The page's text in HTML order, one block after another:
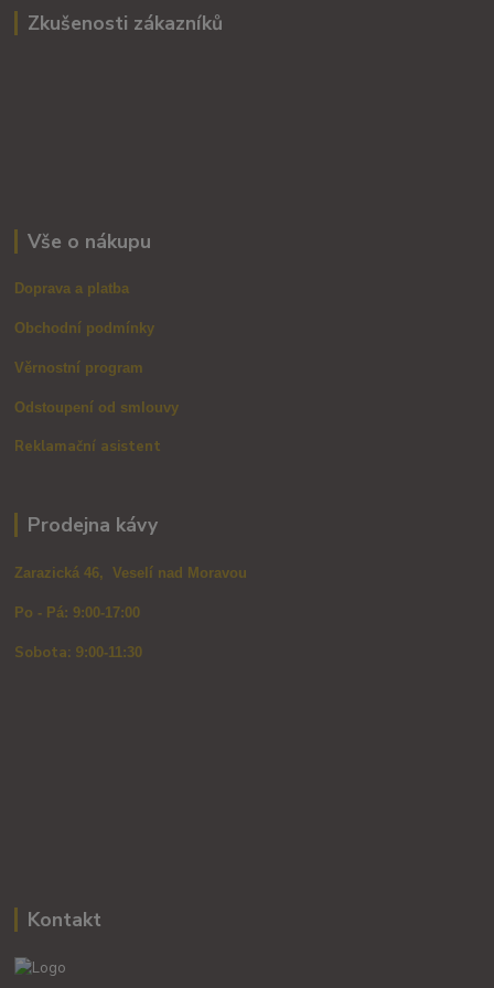
Zkušenosti zákazníků
Vše o nákupu
Doprava a platba
Obchodní podmínky
Věrnostní program
Odstoupení od smlouvy
Reklamační asistent
Prodejna kávy
Zarazická 46, Veselí nad Moravou
Po - Pá: 9:00-17:00
Sobota: 9:00-11:30
Kontakt